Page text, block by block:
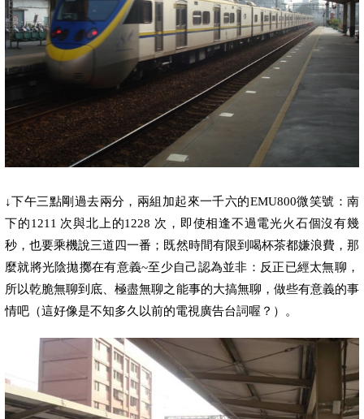
↓下午三點剛過去兩分， 兩組加起來一千六的EMU800微笑號 ：南
下的1211 次與北上的1228 次，即使相逢不過電光火石個沒有幾
秒，也要乘機說三道四一番；既然時間有限到喝杯茶都嫌浪費，那
麼就將光陰拋擲在有意義~至少自己認為並非：反正已經太無聊，
所以乾脆無聊到底、極盡無聊之能事的大搞無聊，做些有意義的事
情吧（這好像是不知多久以前的電視廣告台詞喔？）。